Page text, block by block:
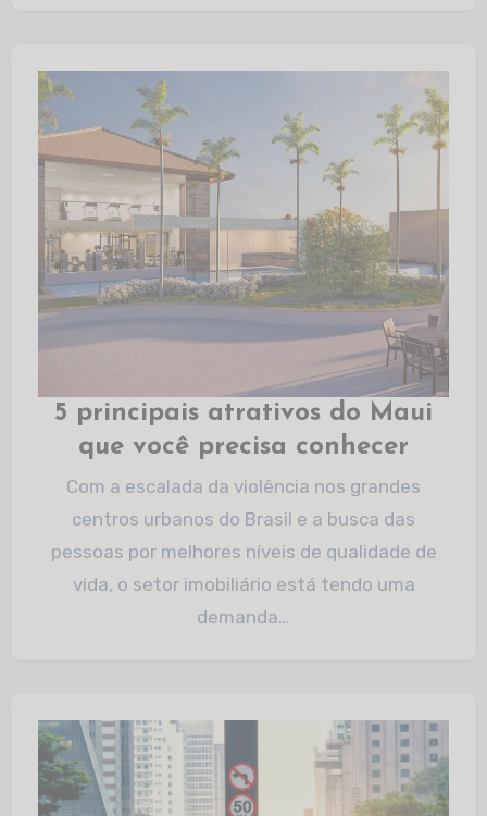
5 principais atrativos do Maui
que você precisa conhecer
Com a escalada da violência nos grandes
centros urbanos do Brasil e a busca das
pessoas por melhores níveis de qualidade de
vida, o setor imobiliário está tendo uma
demanda…